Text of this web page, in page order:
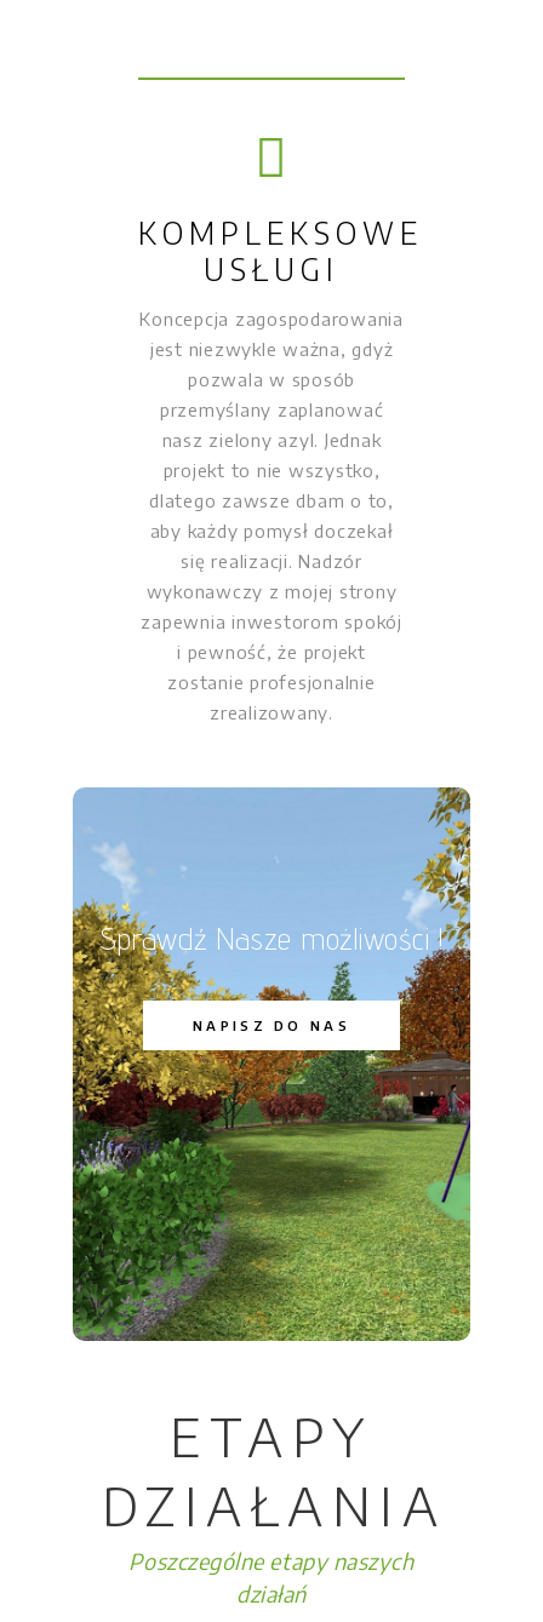
KOMPLEKSOWE
USŁUGI
Koncepcja zagospodarowania
jest niezwykle ważna, gdyż
pozwala w sposób
przemyślany zaplanować
nasz zielony azyl. Jednak
projekt to nie wszystko,
dlatego zawsze dbam o to,
aby każdy pomysł doczekał
się realizacji. Nadzór
wykonawczy z mojej strony
zapewnia inwestorom spokój
i pewność, że projekt
zostanie profesjonalnie
zrealizowany.
Sprawdź Nasze możliwości !
NAPISZ DO NAS
ETAPY
DZIAŁANIA
Poszczególne etapy naszych
działań